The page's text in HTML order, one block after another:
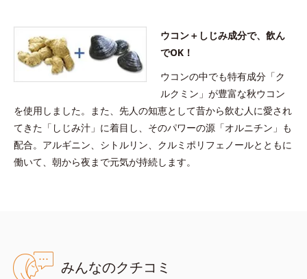
ウコン＋しじみ成分で、飲ん
でOK！
ウコンの中でも特有成分「ク
ルクミン」が豊富な秋ウコン
を使用しました。また、先人の知恵として昔から飲む人に愛され
てきた「しじみ汁」に着目し、そのパワーの源「オルニチン」も
配合。アルギニン、シトルリン、クルミポリフェノールとともに
働いて、朝から夜まで元気が持続します。
みんなのクチコミ